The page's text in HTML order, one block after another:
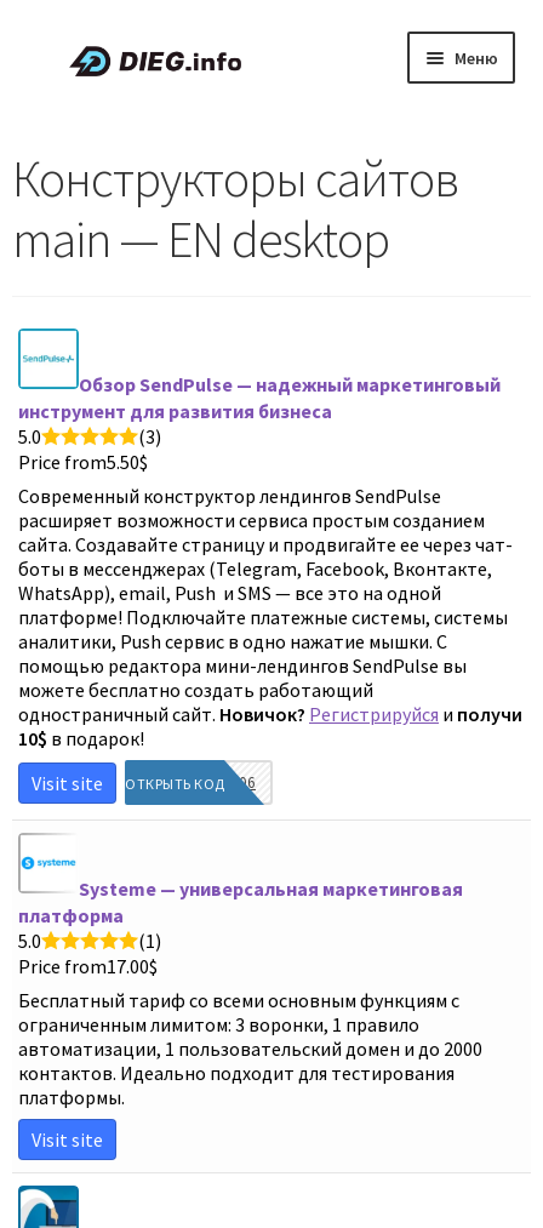
Перейти
Перейти
Меню
Скидки и промокоды
О проекте DIEG
Конструкторы сайтов
main — EN desktop
Обзор SendPulse — надежный маркетинговый
инструмент для развития бизнеса
5.0
(3)
Price from5.50$
Современный конструктор лендингов SendPulse
расширяет возможности сервиса простым созданием
сайта. Создавайте страницу и продвигайте ее через чат-
боты в мессенджерах (Telegram, Facebook, Вконтакте,
WhatsApp), email, Push и SMS — все это на одной
платформе! Подключайте платежные системы, системы
аналитики, Push сервис в одно нажатие мышки. С
помощью редактора мини-лендингов SendPulse вы
можете бесплатно создать работающий
одностраничный сайт. Новичок? Регистрируйся и получи
10$ в подарок!
Visit site
A20-LVW-306
ОТКРЫТЬ КОД
Systeme — универсальная маркетинговая
платформа
5.0
(1)
Price from17.00$
Бесплатный тариф со всеми основным функциям с
ограниченным лимитом: 3 воронки, 1 правило
автоматизации, 1 пользовательский домен и до 2000
контактов. Идеально подходит для тестирования
платформы.
Visit site